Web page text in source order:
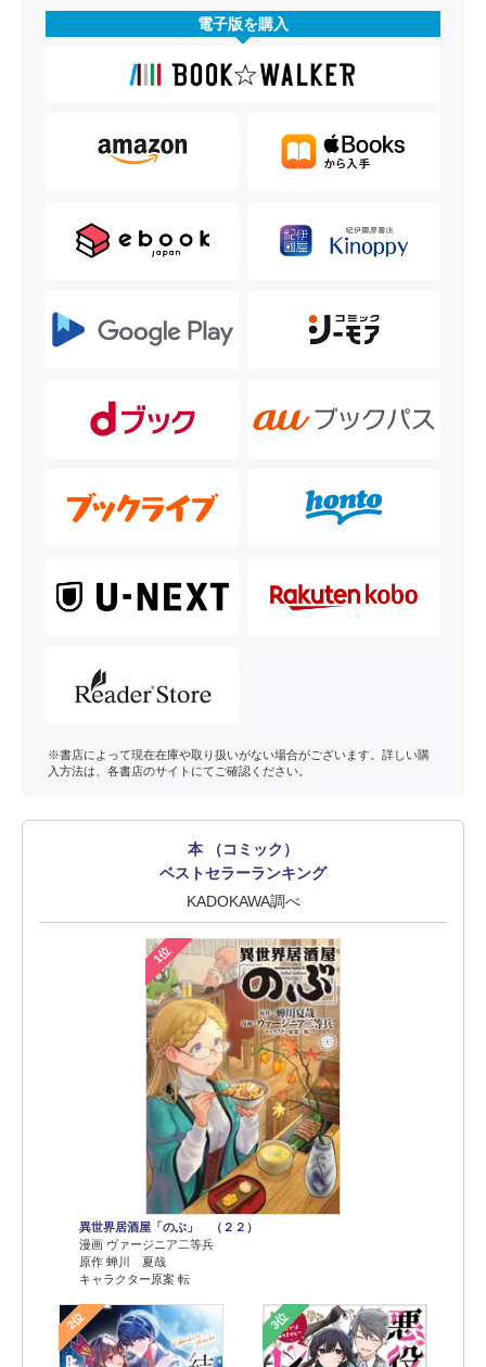
電子版を購入
※書店によって現在在庫や取り扱いがない場合がございます。詳しい購
入方法は、各書店のサイトにてご確認ください。
本 （コミック）
ベストセラーランキング
KADOKAWA調べ
1位
異世界居酒屋「のぶ」 （２２）
漫画 ヴァージニア二等兵
原作 蝉川 夏哉
キャラクター原案 転
2位 3位